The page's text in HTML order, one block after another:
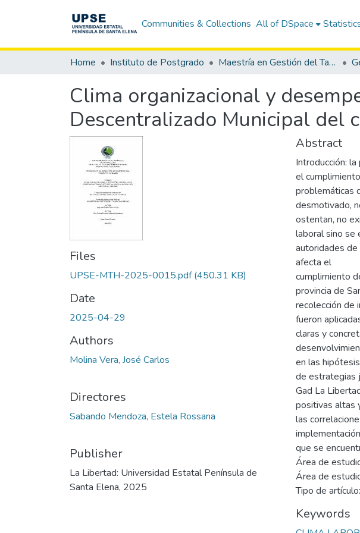
Communities & Collections All of DSpace
Home Instituto de Postgrado Maestría en Gestión del Talento Humano
Clima organizacional y
Descentralizado Municipal del
Files
UPSE-MTH-2025-0015.pdf(450.31 KB)
Date
2025-04-29
Authors
Molina Vera, José Carlos
Directores
Sabando Mendoza, Estela Rossana
Publisher
La Libertad: Universidad Estatal Península de
Santa Elena, 2025
Abstract
Introducción:
el
problemáticas
desmotivado,
ostentan, no
laboral sino se
autoridades
afecta el
cumplimiento
provincia de
recolección de
fueron
claras y
en las
de estrategias
Gad La
positivas altas
las
que se
Área de
Área de
Tipo de
Keywords